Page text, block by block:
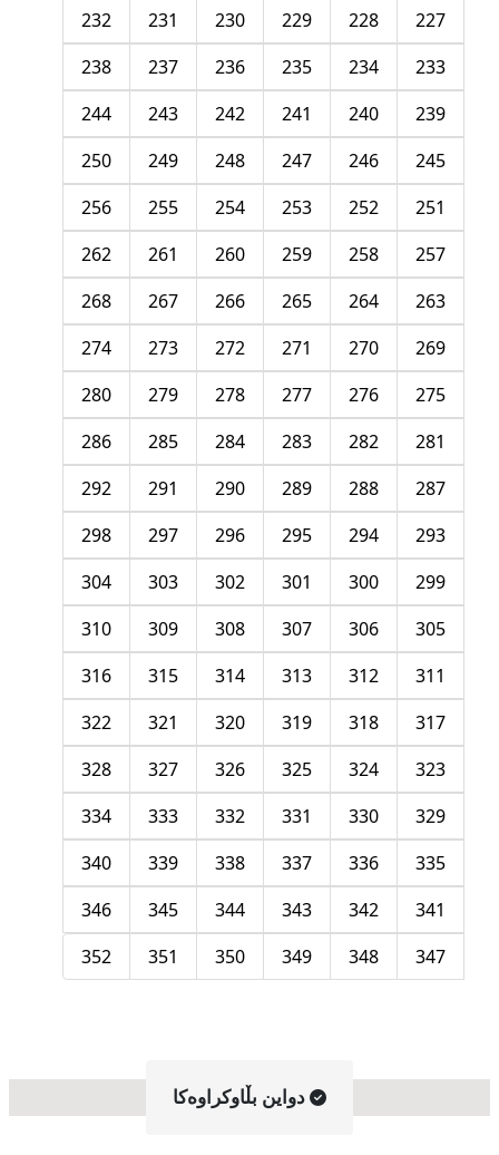
227
228
229
230
231
232
233
234
235
236
237
238
239
240
241
242
243
244
245
246
247
248
249
250
251
252
253
254
255
256
257
258
259
260
261
262
263
264
265
266
267
268
269
270
271
272
273
274
275
276
277
278
279
280
281
282
283
284
285
286
287
288
289
290
291
292
293
294
295
296
297
298
299
300
301
302
303
304
305
306
307
308
309
310
311
312
313
314
315
316
317
318
319
320
321
322
323
324
325
326
327
328
329
330
331
332
333
334
335
336
337
338
339
340
341
342
343
344
345
346
347
348
349
350
351
352
دواین بڵاوکراوه‌کا